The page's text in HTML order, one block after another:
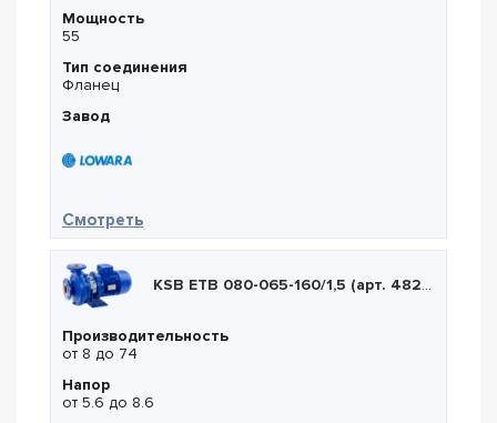
Мощность
55
Тип соединения
Фланец
Завод
Смотреть— Lowara NSCS 125-200/550
KSB ETB 080-065-160/1,5 (арт. 48232900)
Производительность
от 8 до 74
Напор
от 5.6 до 8.6